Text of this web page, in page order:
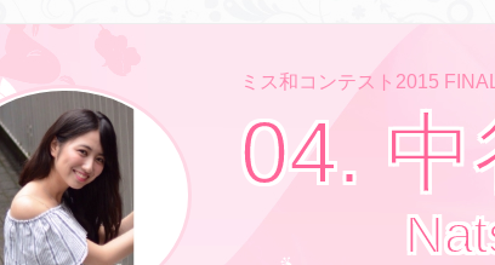
ミス和コンテスト2015
04.